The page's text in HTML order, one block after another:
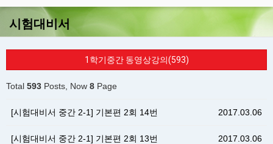
시험대비서
1학기중간 동영상강의(593)
Total 593 Posts, Now 8 Page
2017.03.06
[시험대비서 중간 2-1] 기본편 2회 14번
2017.03.06
[시험대비서 중간 2-1] 기본편 2회 13번